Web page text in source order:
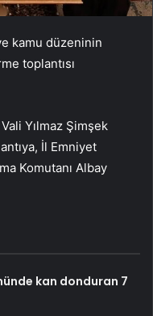
kamu düzeninin
toplantısı
Yılmaz Şimşek
İl Emniyet
Komutanı Albay
kan donduran 7